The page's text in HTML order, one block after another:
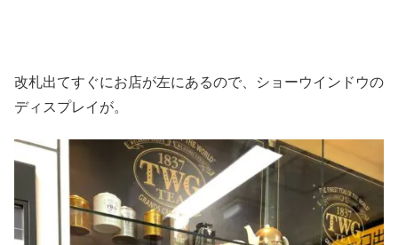
改札出てすぐにお店が左にあるので、ショーウインドウの
ディスプレイが。